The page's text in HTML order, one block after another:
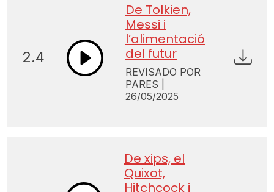
2.4
De Tolkien,
Messi i
l’alimentació
del futur
REVISADO POR
PARES |
26/05/2025
De xips, el
Quixot,
Hitchcock i